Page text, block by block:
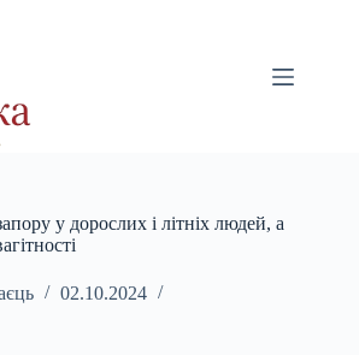
у дорослих і літніх людей, а
02.10.2024